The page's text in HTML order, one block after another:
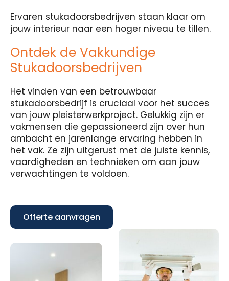
Ervaren stukadoorsbedrijven staan klaar om
jouw interieur naar een hoger niveau te tillen.
Ontdek de Vakkundige
Stukadoorsbedrijven
Het vinden van een betrouwbaar
stukadoorsbedrijf is cruciaal voor het succes
van jouw pleisterwerkproject. Gelukkig zijn er
vakmensen die gepassioneerd zijn over hun
ambacht en jarenlange ervaring hebben in
het vak. Ze zijn uitgerust met de juiste kennis,
vaardigheden en technieken om aan jouw
verwachtingen te voldoen.
Offerte aanvragen